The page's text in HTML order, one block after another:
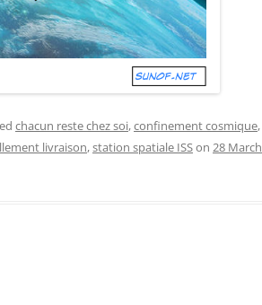
chacun reste chez soi,confinement cosmique,
livraison,station spatiale ISSon 28 March